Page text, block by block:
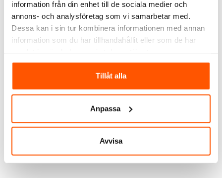
information från din enhet till de sociala medier och
annons- och analysföretag som vi samarbetar med.
Dessa kan i sin tur kombinera informationen med annan
information som du har tillhandahållit eller som de har
Tillåt alla
Anpassa
Avvisa
Westal Tratt Micro GU10
Westal
Westal Arnäs Vägglykta
Westal